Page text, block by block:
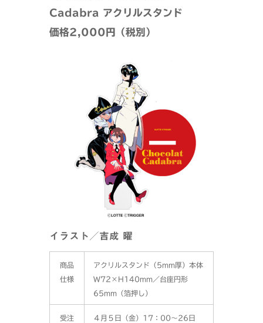
Cadabra アクリルスタンド
価格2,000円（税別）
イラスト／吉成 曜
商品
仕様
アクリルスタンド（5mm厚）本体
W72×H140mm／台座円形
65mm（箔押し）
受注
４月５日（金）17：00〜26日